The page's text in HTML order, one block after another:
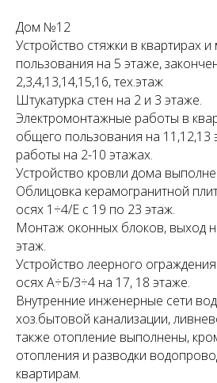
Дом №12
Устройство стяжки в квартирах
пользования на 5 этаже,
2,3,4,13,14,15,16, тех.этаж
Штукатурка стен на 2 и 3 этаже.
Электромонтажные работы в
общего пользования на 11,12,13
работы на 2-10 этажах.
Устройство кровли дома
Облицовка керамогранитной
осях 1÷4/Е с 19 по 23 этаж.
Монтаж оконных блоков, выход
этаж.
Устройство леерного
осях А÷Б/3÷4 на 17, 18 этаже.
Внутренние инженерные сети
хоз.бытовой канализации,
также отопление выполнены,
отопления и разводки
квартирам.